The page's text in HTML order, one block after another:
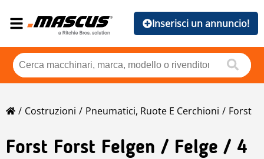
Inserisci un annuncio!
Costruzioni Pneumatici, Ruote E Cerchioni Forst
Forst Forst Felgen / Felge / 4